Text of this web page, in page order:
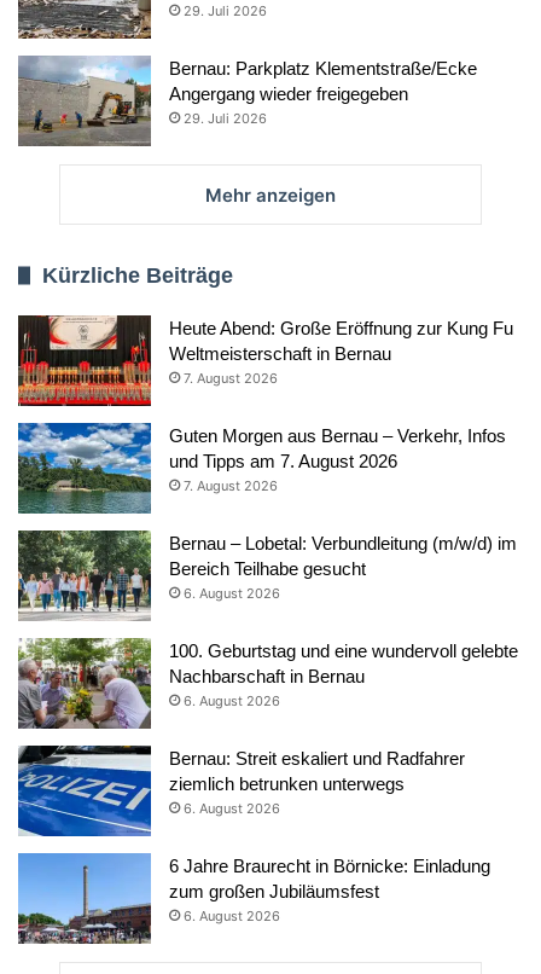
29. Juli 2026
Bernau: Parkplatz Klementstraße/Ecke
Angergang wieder freigegeben
29. Juli 2026
Mehr anzeigen
Kürzliche Beiträge
Heute Abend: Große Eröffnung zur Kung Fu
Weltmeisterschaft in Bernau
7. August 2026
Guten Morgen aus Bernau – Verkehr, Infos
und Tipps am 7. August 2026
7. August 2026
Bernau – Lobetal: Verbundleitung (m/w/d) im
Bereich Teilhabe gesucht
6. August 2026
100. Geburtstag und eine wundervoll gelebte
Nachbarschaft in Bernau
6. August 2026
Bernau: Streit eskaliert und Radfahrer
ziemlich betrunken unterwegs
6. August 2026
6 Jahre Braurecht in Börnicke: Einladung
zum großen Jubiläumsfest
6. August 2026